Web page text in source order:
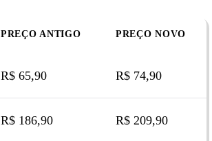
PREÇO ANTIGO PREÇO NOVO
R$ 65,90 R$ 74,90
R$ 186,90 R$ 209,90